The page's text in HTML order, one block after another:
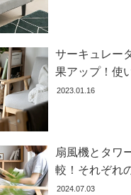
サーキュレー
果アップ！使
所・風向きを
2023.01.16
扇風機とタワ
較！それぞれ
ット・デメリ
2024.07.03